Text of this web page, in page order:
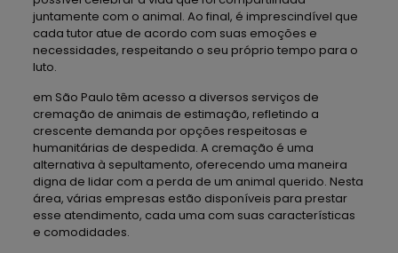
juntamente com o animal. Ao final, é imprescindível que
cada tutor atue de acordo com suas emoções e
necessidades, respeitando o seu próprio tempo para o
luto.
em São Paulo têm acesso a diversos serviços de
cremação de animais de estimação, refletindo a
crescente demanda por opções respeitosas e
humanitárias de despedida. A cremação é uma
alternativa à sepultamento, oferecendo uma maneira
digna de lidar com a perda de um animal querido. Nesta
área, várias empresas estão disponíveis para prestar
esse atendimento, cada uma com suas características
e comodidades.